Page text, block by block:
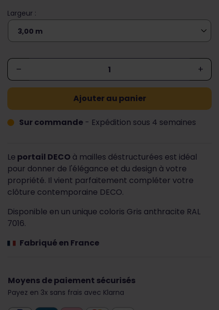
Largeur :
– +
Ajouter au panier
Sur commande - Expédition sous 4 semaines
Le portail DECO à mailles déstructurées est idéal
pour donner de l'élégance et du design à votre
propriété. Il vient parfaitement compléter votre
clôture contemporaine DECO.
Disponible en un unique coloris Gris anthracite RAL
7016.
Fabriqué en France
Moyens de paiement sécurisés
Payez en 3x sans frais avec Klarna